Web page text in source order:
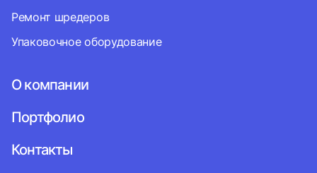
Ремонт шредеров
Упаковочное оборудование
О компании
Портфолио
Контакты